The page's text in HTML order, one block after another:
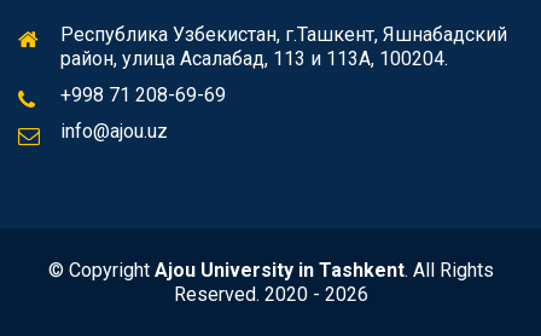
Республика Узбекистан, г.Ташкент, Яшнабадский
район, улица Асалабад, 113 и 113А, 100204.
+998 71 208-69-69
info@ajou.uz
© Copyright Ajou University in Tashkent. All Rights
Reserved. 2020 - 2026